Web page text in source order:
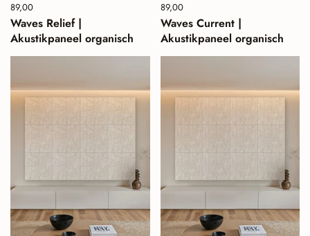
Preis:
89,00
Waves Relief |
Akustikpaneel organisch
Preis:
89,00
Waves Current |
Akustikpaneel organisch